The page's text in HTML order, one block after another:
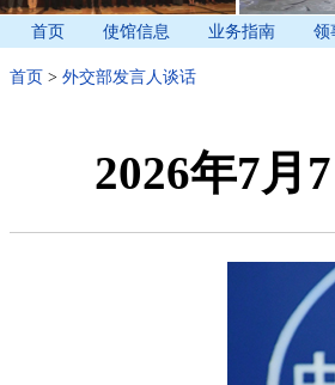
首页 使馆信息 业务指南 领
首页 > 外交部发言人谈话
2026年7月